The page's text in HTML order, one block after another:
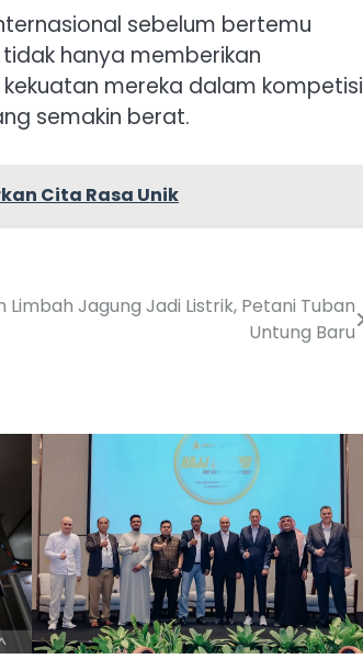
sebelum bertemu
hanya memberikan
mereka dalam kompetisi
semakin berat.
Cita Rasa Unik
Limbah Jagung Jadi Listrik, Petani Tuban
Untung Baru